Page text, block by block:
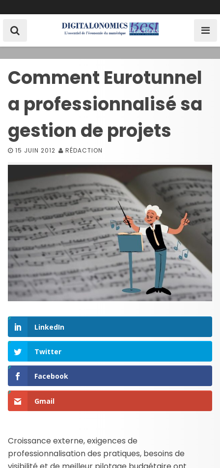
k
Comment Eurotunnel
a professionnalisé sa
gestion de projets
15 JUIN 2012 RÉDACTION
LinkedIn
Twitter
Facebook
Gmail
Croissance externe, exigences de
professionnalisation des pratiques, besoins de